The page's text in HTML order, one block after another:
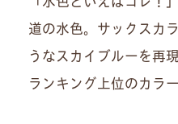
道の水色。サックスカ
うなスカイブルーを再
ランキング上位のカラー